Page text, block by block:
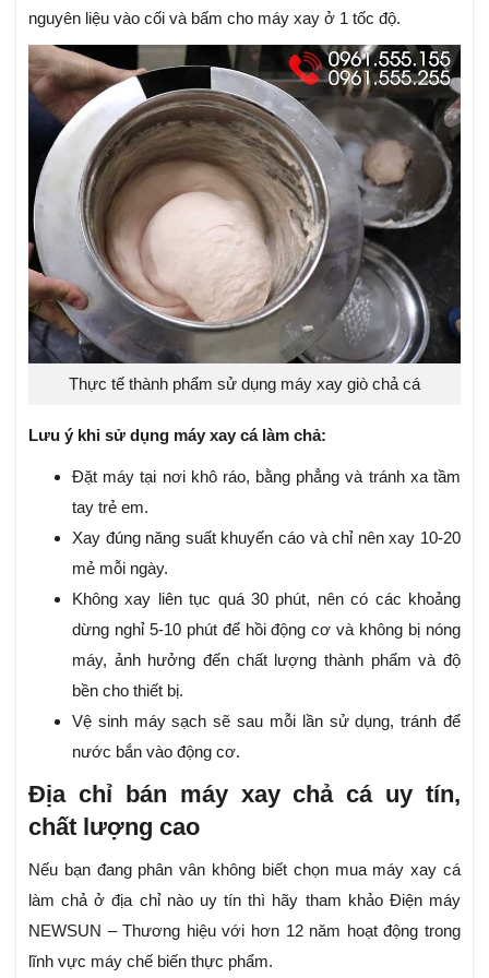
nguyên liệu vào cối và bấm cho máy xay ở 1 tốc độ.
Thực tế thành phẩm sử dụng máy xay giò chả cá
Lưu ý khi sử dụng máy xay cá làm chả:
Đặt máy tại nơi khô ráo, bằng phẳng và tránh xa tầm
tay trẻ em.
Xay đúng năng suất khuyến cáo và chỉ nên xay 10-20
mẻ mỗi ngày.
Không xay liên tục quá 30 phút, nên có các khoảng
dừng nghỉ 5-10 phút để hồi động cơ và không bị nóng
máy, ảnh hưởng đến chất lượng thành phẩm và độ
bền cho thiết bị.
Vệ sinh máy sạch sẽ sau mỗi lần sử dụng, tránh để
nước bắn vào động cơ.
Địa chỉ bán máy xay chả cá uy tín,
chất lượng cao
Nếu bạn đang phân vân không biết chọn mua máy xay cá
làm chả ở địa chỉ nào uy tín thì hãy tham khảo Điện máy
NEWSUN – Thương hiệu với hơn 12 năm hoạt động trong
lĩnh vực máy chế biến thực phẩm.